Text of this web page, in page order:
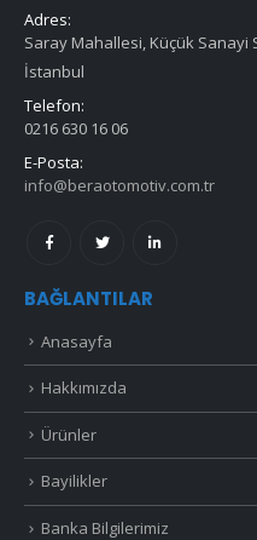
Adres:
Saray Mahallesi, Küçük Sanayi
İstanbul
Telefon:
0216 630 16 06
E-Posta:
info@beraotomotiv.com.tr
BAĞLANTILAR
Anasayfa
Hakkımızda
Ürünler
Bayilikler
Banka Bilgilerimiz